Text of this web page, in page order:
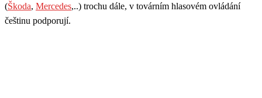
(Škoda, Mercedes,..) trochu dále, v továrním hlasovém ovládání
češtinu podporují.